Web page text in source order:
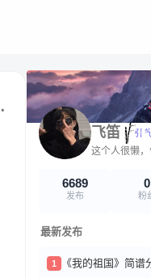
飞笛
这个人很懒
6689
发布
0
粉
最新发布
1 《我的祖国》简谱